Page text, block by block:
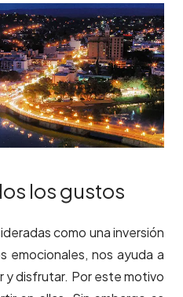
los gustos
como una inversión
emocionales, nos ayuda a
y disfrutar. Por este motivo